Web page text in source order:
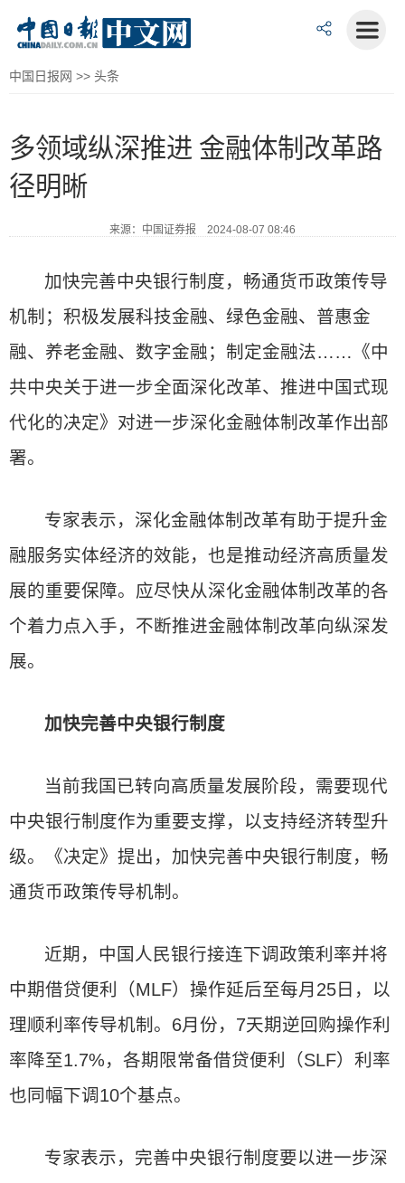
中国日报网 >> 头条
多领域纵深推进 金融体制改革路
径明晰
来源：中国证券报 2024-08-07 08:46
加快完善中央银行制度，畅通货币政策传导
机制；积极发展科技金融、绿色金融、普惠金
融、养老金融、数字金融；制定金融法……《中
共中央关于进一步全面深化改革、推进中国式现
代化的决定》对进一步深化金融体制改革作出部
署。
专家表示，深化金融体制改革有助于提升金
融服务实体经济的效能，也是推动经济高质量发
展的重要保障。应尽快从深化金融体制改革的各
个着力点入手，不断推进金融体制改革向纵深发
展。
加快完善中央银行制度
当前我国已转向高质量发展阶段，需要现代
中央银行制度作为重要支撑，以支持经济转型升
级。《决定》提出，加快完善中央银行制度，畅
通货币政策传导机制。
近期，中国人民银行接连下调政策利率并将
中期借贷便利（MLF）操作延后至每月25日，以
理顺利率传导机制。6月份，7天期逆回购操作利
率降至1.7%，各期限常备借贷便利（SLF）利率
也同幅下调10个基点。
专家表示，完善中央银行制度要以进一步深